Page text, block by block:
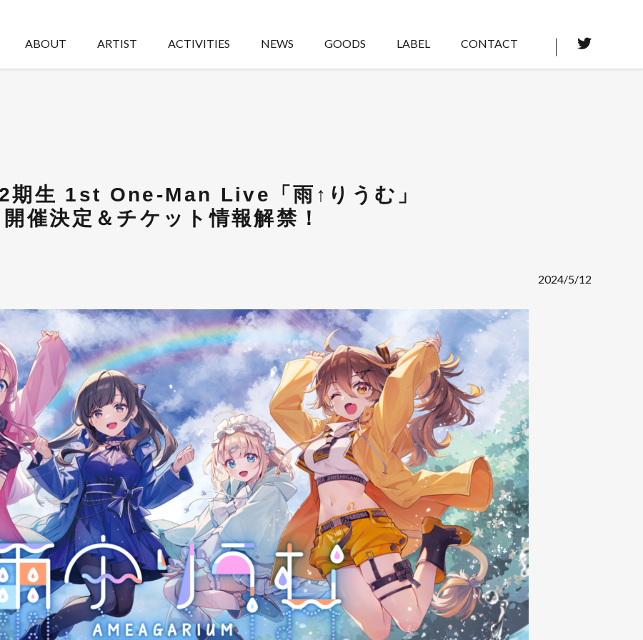
ABOUT ARTIST ACTIVITIES NEWS GOODS LABEL CONTACT
期生 1st One-Man Live「雨↑りうむ」
開催決定＆チケット情報解禁！
2024/5/12